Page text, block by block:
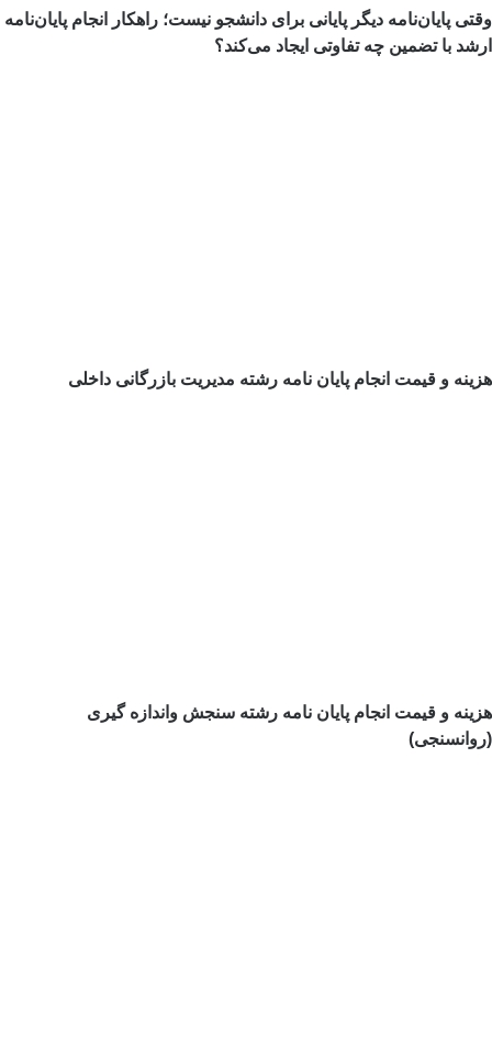
وقتی پایان‌نامه دیگر پایانی برای دانشجو نیست؛ راهکار انجام پایان‌نامه
ارشد با تضمین چه تفاوتی ایجاد می‌کند؟
هزینه و قیمت انجام پایان نامه رشته مدیریت بازرگانی داخلی
هزینه و قیمت انجام پایان نامه رشته سنجش واندازه گیری
(روانسنجی)